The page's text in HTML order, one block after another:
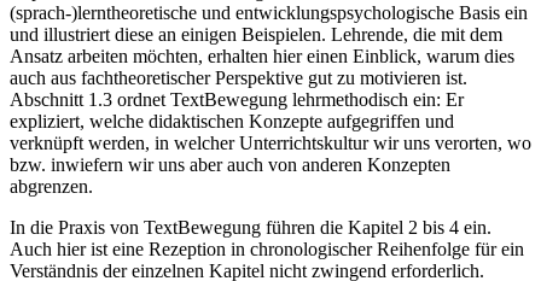
(sprach-)lerntheoretische und entwicklungspsychologische Basis ein
und illustriert diese an einigen Beispielen. Lehrende, die mit dem
Ansatz arbeiten möchten, erhalten hier einen Einblick, warum dies
auch aus fachtheoretischer Perspektive gut zu motivieren ist.
Abschnitt 1.3 ordnet TextBewegung lehrmethodisch ein: Er
expliziert, welche didaktischen Konzepte aufgegriffen und
verknüpft werden, in welcher Unterrichtskultur wir uns verorten, wo
bzw. inwiefern wir uns aber auch von anderen Konzepten
abgrenzen.
In die Praxis von TextBewegung führen die Kapitel 2 bis 4 ein.
Auch hier ist eine Rezeption in chronologischer Reihenfolge für ein
Verständnis der einzelnen Kapitel nicht zwingend erforderlich.